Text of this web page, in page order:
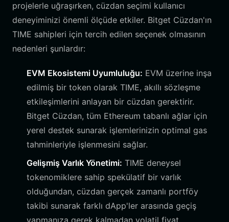
projelerle uğraşırken, cüzdan seçimi kullanıcı
deneyiminizi önemli ölçüde etkiler. Bitget Cüzdan'ın
TIME sahipleri için tercih edilen seçenek olmasının
nedenleri şunlardır:
EVM Ekosistemi Uyumluluğu: EVM üzerine inşa
edilmiş bir token olarak TIME, akıllı sözleşme
etkileşimlerini anlayan bir cüzdan gerektirir.
Bitget Cüzdan, tüm Ethereum tabanlı ağlar için
yerel destek sunarak işlemlerinizin optimal gas
tahminleriyle işlenmesini sağlar.
Gelişmiş Varlık Yönetimi: TIME deneysel
tokenomiklere sahip spekülatif bir varlık
olduğundan, cüzdan gerçek zamanlı portföy
takibi sunarak farklı dApp'ler arasında geçiş
yapmanıza gerek kalmadan volatil fiyat